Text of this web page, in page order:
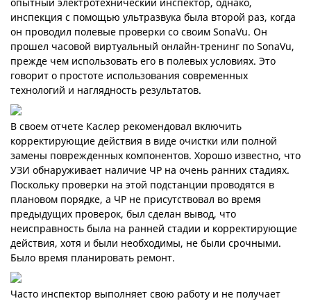
инспекция с помощью ультразвука была второй раз, когда
он проводил полевые проверки со своим SonaVu. Он
прошел часовой виртуальный онлайн-тренинг по SonaVu,
прежде чем использовать его в полевых условиях. Это
говорит о простоте использования современных
технологий и наглядность результатов.
В своем отчете Каслер рекомендовал включить
корректирующие действия в виде очистки или полной
замены поврежденных компонентов. Хорошо известно, что
УЗИ обнаруживает наличие ЧР на очень ранних стадиях.
Поскольку проверки на этой подстанции проводятся в
плановом порядке, а ЧР не присутствовал во время
предыдущих проверок, был сделан вывод, что
неисправность была на ранней стадии и корректирующие
действия, хотя и были необходимы, не были срочными.
Было время планировать ремонт.
Часто инспектор выполняет свою работу и не получает